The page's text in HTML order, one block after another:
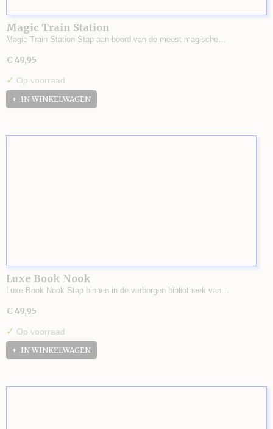
Magic Train Station
Magic Train Station Stap aan boord van de meest magische…
€ 49,95
✓ Op voorraad
IN WINKELWAGEN
Luxe Book Nook
Luxe Book Nook Stap binnen in de verborgen bibliotheek van…
€ 49,95
✓ Op voorraad
IN WINKELWAGEN